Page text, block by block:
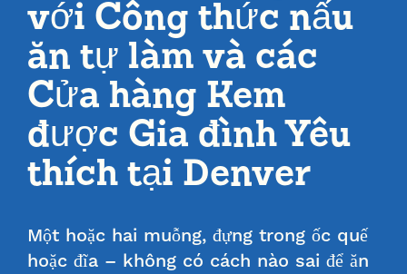
với Công thức nấu
ăn tự làm và các
Cửa hàng Kem
được Gia đình Yêu
thích tại Denver
Một hoặc hai muỗng, đựng trong ốc quế
hoặc đĩa – không có cách nào sai để ăn